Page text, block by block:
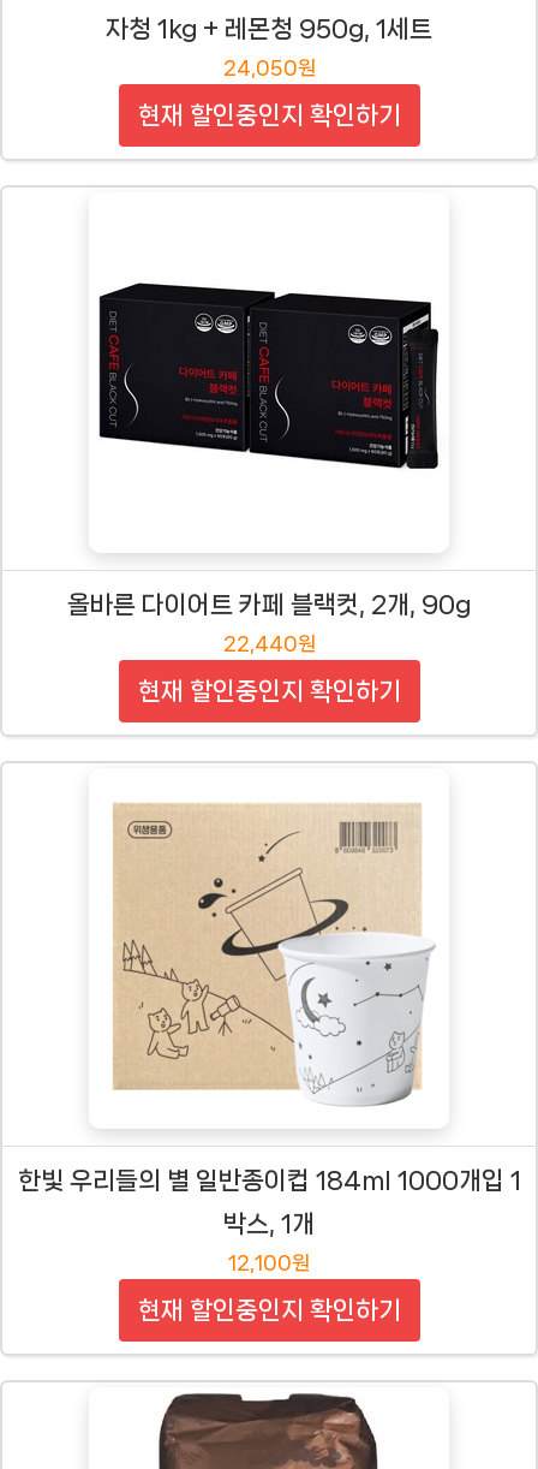
자청 1kg + 레몬청 950g, 1세트
24,050원
현재 할인중인지 확인하기
올바른 다이어트 카페 블랙컷, 2개, 90g
22,440원
현재 할인중인지 확인하기
한빛 우리들의 별 일반종이컵 184ml 1000개입 1
박스, 1개
12,100원
현재 할인중인지 확인하기